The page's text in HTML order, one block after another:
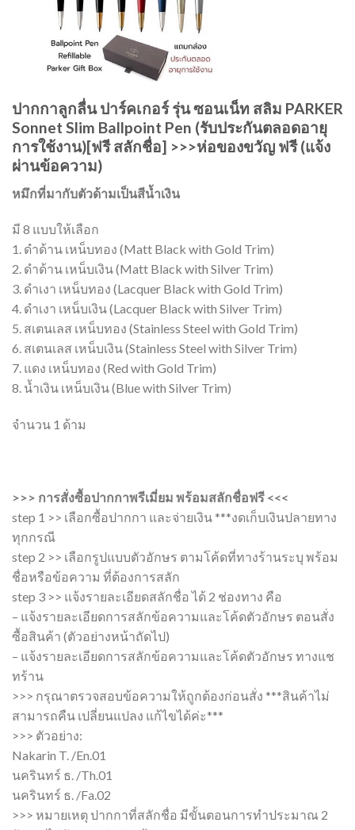
ปากกาลูกลื่น ปาร์คเกอร์ รุ่น ซอนเน็ท สลิม PARKER
Sonnet Slim Ballpoint Pen (รับประกันตลอดอายุ
การใช้งาน)[ฟรี สลักชื่อ] >>>ห่อของขวัญ ฟรี (แจ้ง
ผ่านข้อความ)
หมึกที่มากับตัวด้ามเป็นสีน้ำเงิน
มี 8 แบบให้เลือก
1. ดำด้าน เหน็บทอง (Matt Black with Gold Trim)
2. ดำด้าน เหน็บเงิน (Matt Black with Silver Trim)
3. ดำเงา เหน็บทอง (Lacquer Black with Gold Trim)
4. ดำเงา เหน็บเงิน (Lacquer Black with Silver Trim)
5. สเตนเลส เหน็บทอง (Stainless Steel with Gold Trim)
6. สเตนเลส เหน็บเงิน (Stainless Steel with Silver Trim)
7. แดง เหน็บทอง (Red with Gold Trim)
8. น้ำเงิน เหน็บเงิน (Blue with Silver Trim)
จำนวน 1 ด้าม
>>> การสั่งซื้อปากกาพรีเมี่ยม พร้อมสลักชื่อฟรี <<<
step 1 >> เลือกซื้อปากกา และจ่ายเงิน ***งดเก็บเงินปลายทาง
ทุกกรณี
step 2 >> เลือกรูปแบบตัวอักษร ตามโค้ดที่ทางร้านระบุ พร้อม
ชื่อหรือข้อความ ที่ต้องการสลัก
step 3 >> แจ้งรายละเอียดสลักชื่อ ได้ 2 ช่องทาง คือ
– แจ้งรายละเอียดการสลักข้อความและโค้ดตัวอักษร ตอนสั่ง
ซื้อสินค้า (ตัวอย่างหน้าถัดไป)
– แจ้งรายละเอียดการสลักข้อความและโค้ดตัวอักษร ทางแช
ทร้าน
>>> กรุณาตรวจสอบข้อความให้ถูกต้องก่อนสั่ง ***สินค้าไม่
สามารถคืน เปลี่ยนแปลง แก้ไขได้ค่ะ***
>>> ตัวอย่าง:
Nakarin T. /En.01
นครินทร์ ธ. /Th.01
นครินทร์ ธ. /Fa.02
>>> หมายเหตุ ปากกาที่สลักชื่อ มีขั้นตอนการทำประมาณ 2